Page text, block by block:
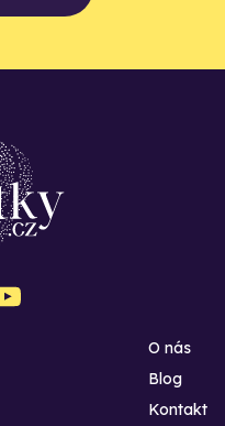
O nás
Blog
Kontakt